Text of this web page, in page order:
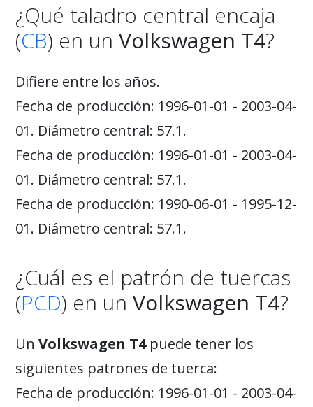
¿Qué taladro central encaja
(CB) en un Volkswagen T4?
Difiere entre los años.
Fecha de producción: 1996-01-01 - 2003-04-
01. Diámetro central: 57.1.
Fecha de producción: 1996-01-01 - 2003-04-
01. Diámetro central: 57.1.
Fecha de producción: 1990-06-01 - 1995-12-
01. Diámetro central: 57.1.
¿Cuál es el patrón de tuercas
(PCD) en un Volkswagen T4?
Un Volkswagen T4puede tener los
siguientes patrones de tuerca:
Fecha de producción: 1996-01-01 - 2003-04-